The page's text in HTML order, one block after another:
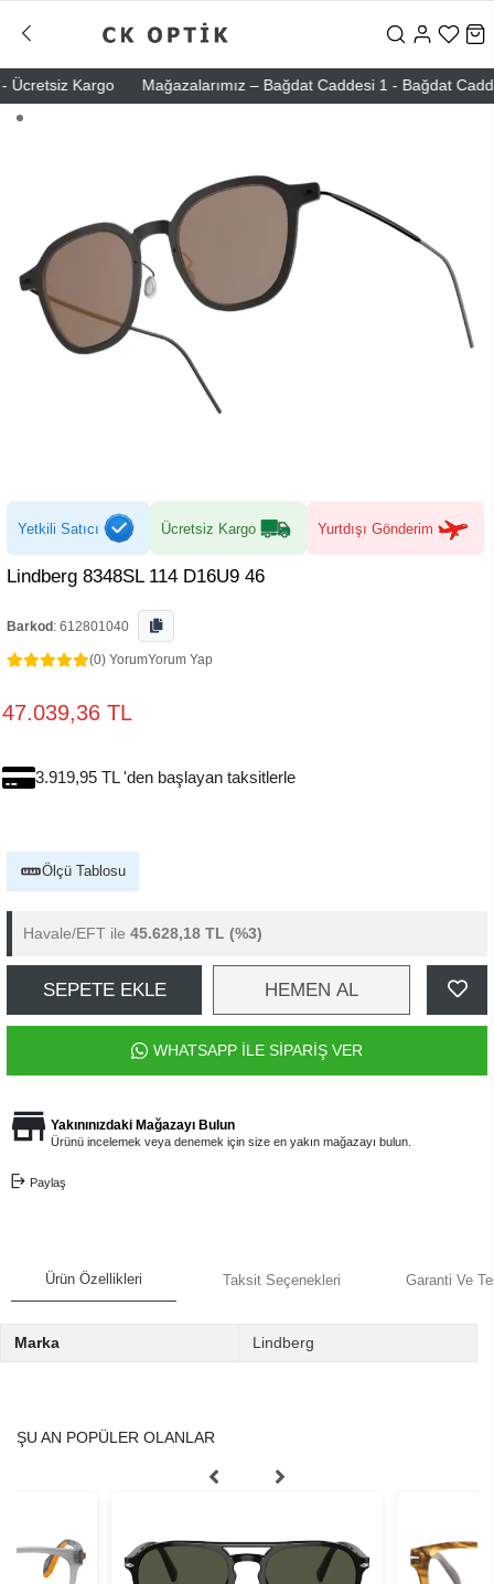
Kargo Mağazalarımız – Bağdat Caddesi 1 - Bağdat
Yetkili Satıcı Ücretsiz Kargo Yurtdışı Gönderim
Lindberg 8348SL 114 D16U9 46
Barkod : 612801040
(0) YorumYorum Yap
47.039,36 TL
3.919,95 TL 'den başlayan taksitlerle
Ölçü Tablosu
Havale/EFT ile 45.628,18 TL (%3)
SEPETE EKLE HEMEN AL
WHATSAPP İLE SİPARİŞ VER
Yakınınızdaki Mağazayı Bulun
Ürünü incelemek veya denemek için size en yakın mağazayı bulun.
Paylaş
Ürün Özellikleri Taksit Seçenekleri Garanti Ve
Marka Lindberg
ŞU AN POPÜLER OLANLAR